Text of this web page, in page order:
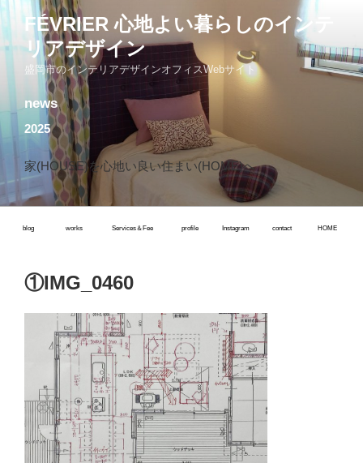
コ
ン
テ
プ
FÉVRIER 心地よい暮らしのインテ
リアデザイン
盛岡市のインテリアデザインオフィスWebサイト
news
2025
家(HOUSE)を心地い良い住まい(HOME)へ
blog works Services＆Fee profile Instagram contact HOME
①IMG_0460